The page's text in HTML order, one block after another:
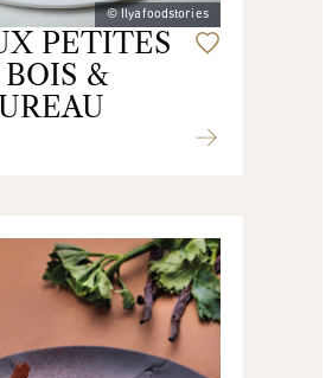
© Ilyafoodstories
PETITES
&